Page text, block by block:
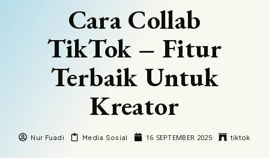
Cara Collab
TikTok – Fitur
Terbaik Untuk
Kreator
Nur Fuadi Media Sosial 16 SEPTEMBER 2025 tiktok